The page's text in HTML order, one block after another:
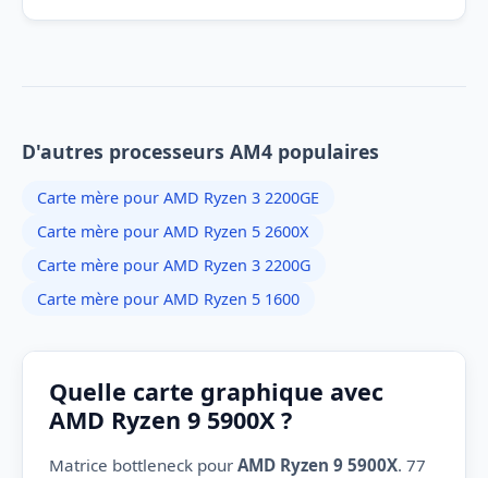
D'autres processeurs AM4 populaires
Carte mère pour AMD Ryzen 3 2200GE
Carte mère pour AMD Ryzen 5 2600X
Carte mère pour AMD Ryzen 3 2200G
Carte mère pour AMD Ryzen 5 1600
Quelle carte graphique avec
AMD Ryzen 9 5900X ?
Matrice bottleneck pour AMD Ryzen 9 5900X. 77